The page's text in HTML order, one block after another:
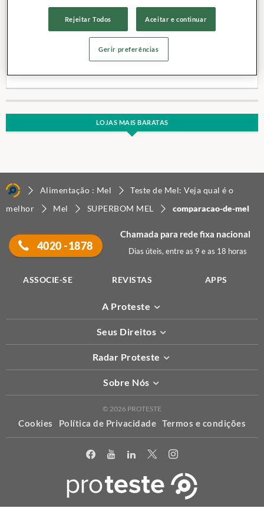
LOJAS MAIS BARATAS
Alimentação : Mel
Teste de Mel: Veja qual é o
melhor
Mel SUPERBOM MEL comparacao-de-mel
4020 -1878
Chamada para rede fixa nacional
Dias úteis, entre as 9 e as 18 horas
ASSOCIE-SE REVISTAS APPS
A Proteste
Seus Direitos
Radar Proteste
Sobre Nós
© 2026 PROTESTE
Cookies Política de Privacidade Termos e condições
Rejeitar Todos Aceitar e continuar
Gerir preferências